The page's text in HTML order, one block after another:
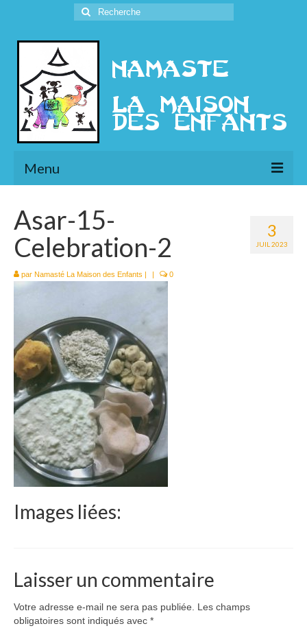
Rechercher
:
Menu
Présentation
l’Ethique
Le Népal
Documents
Parrainages
Missions 2023
Actualités
Nous contacter
3
JUIL 2023
Asar-15-
Celebration-2
par Namasté La Maison des Enfants | | 0
Images liées:
Laisser un commentaire
Votre adresse e-mail ne sera pas publiée.
Les champs
obligatoires sont indiqués avec *